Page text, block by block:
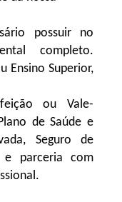
possuir no
completo.
Ensino Superior,
ou Vale-
de Saúde e
Seguro de
e parceria com